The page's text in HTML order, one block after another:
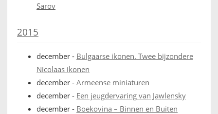
Sarov
2015
december - Bulgaarse ikonen. Twee bijzondere
Nicolaas ikonen
december - Armeense miniaturen
december - Een jeugdervaring van Jawlensky
december - Boekovina – Binnen en Buiten